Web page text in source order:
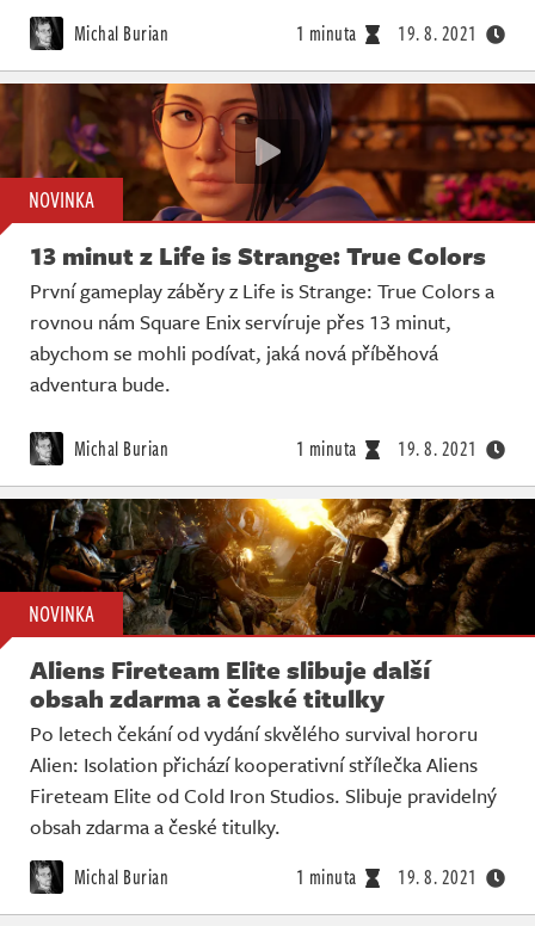
Michal Burian 1 minuta 19. 8. 2021
NOVINKA
13 minut z Life is Strange: True Colors
První gameplay záběry z Life is Strange: True Colors a
rovnou nám Square Enix servíruje přes 13 minut,
abychom se mohli podívat, jaká nová příběhová
adventura bude.
Michal Burian 1 minuta 19. 8. 2021
NOVINKA
Aliens Fireteam Elite slibuje další
obsah zdarma a české titulky
Po letech čekání od vydání skvělého survival hororu
Alien: Isolation přichází kooperativní střílečka Aliens
Fireteam Elite od Cold Iron Studios. Slibuje pravidelný
obsah zdarma a české titulky.
Michal Burian 1 minuta 19. 8. 2021